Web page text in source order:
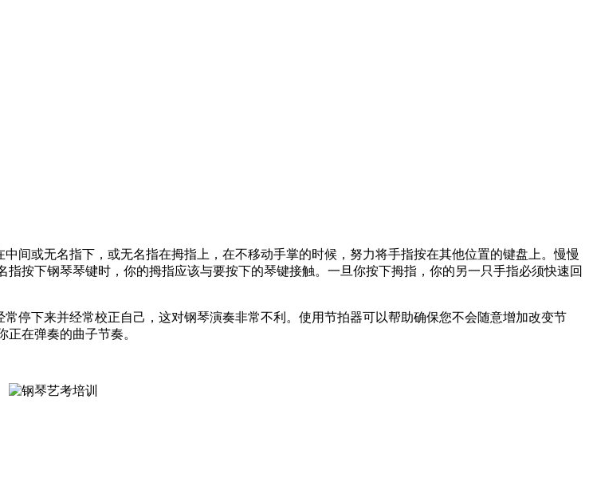
间或无名指下，或无名指在拇指上，在不移动手掌的时候，努力将手指按在其他位置的键盘上。慢慢
按下钢琴琴键时，你的拇指应该与要按下的琴键接触。一旦你按下拇指，你的另一只手指必须快速回
停下来并经常校正自己，这对钢琴演奏非常不利。使用节拍器可以帮助确保您不会随意增加改变节
在弹奏的曲子节奏。